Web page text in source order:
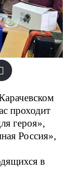
проходит
героя»,
Россия»,
в